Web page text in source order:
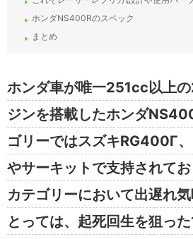
ホンダNS400Rのスペック
まとめ
ホンダ車が唯一251cc以上
ジンを搭載したホンダ
ゴリーではスズキRG400Γ
やサーキットで支持されて
カテゴリーにおいて出遅れ
とっては、起死回生を狙っ